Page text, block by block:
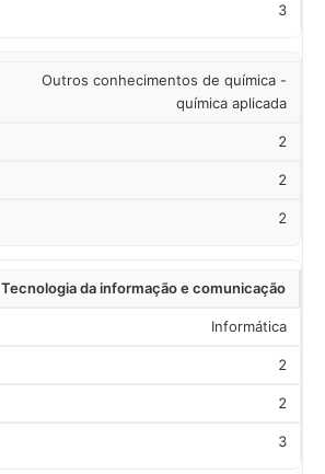
3
Outros conhecimentos de química -
química aplicada
2
2
2
Tecnologia da informação e comunicação
Informática
2
2
3